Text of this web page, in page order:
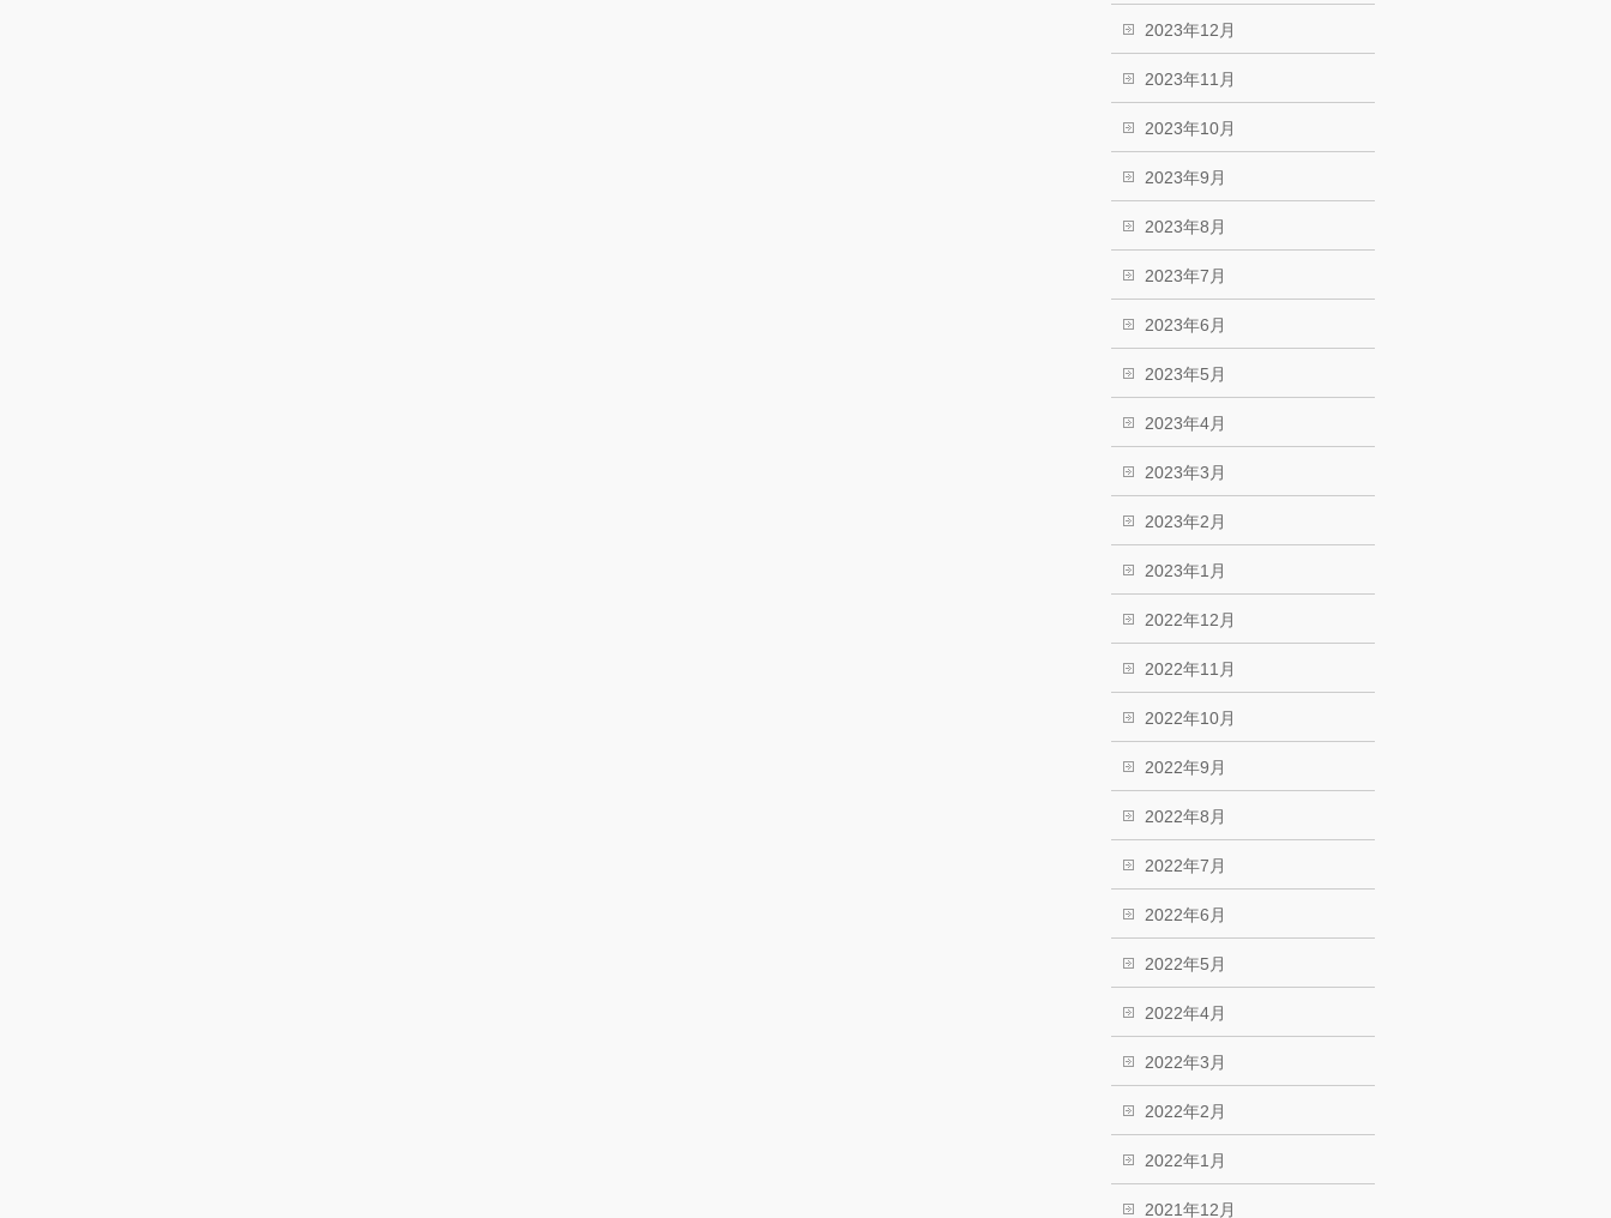
2023年12月
2023年11月
2023年10月
2023年9月
2023年8月
2023年7月
2023年6月
2023年5月
2023年4月
2023年3月
2023年2月
2023年1月
2022年12月
2022年11月
2022年10月
2022年9月
2022年8月
2022年7月
2022年6月
2022年5月
2022年4月
2022年3月
2022年2月
2022年1月
2021年12月